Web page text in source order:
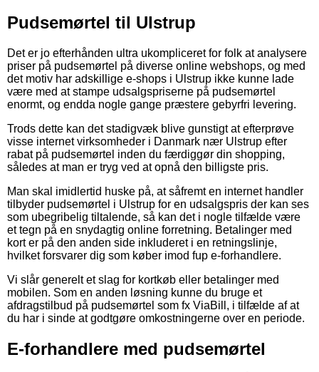
Pudsemørtel til Ulstrup
Det er jo efterhånden ultra ukompliceret for folk at analysere
priser på pudsemørtel på diverse online webshops, og med
det motiv har adskillige e-shops i Ulstrup ikke kunne lade
være med at stampe udsalgspriserne på pudsemørtel
enormt, og endda nogle gange præstere gebyrfri levering.
Trods dette kan det stadigvæk blive gunstigt at efterprøve
visse internet virksomheder i Danmark nær Ulstrup efter
rabat på pudsemørtel inden du færdiggør din shopping,
således at man er tryg ved at opnå den billigste pris.
Man skal imidlertid huske på, at såfremt en internet handler
tilbyder pudsemørtel i Ulstrup for en udsalgspris der kan ses
som ubegribelig tiltalende, så kan det i nogle tilfælde være
et tegn på en snydagtig online forretning. Betalinger med
kort er på den anden side inkluderet i en retningslinje,
hvilket forsvarer dig som køber imod fup e-forhandlere.
Vi slår generelt et slag for kortkøb eller betalinger med
mobilen. Som en anden løsning kunne du bruge et
afdragstilbud på pudsemørtel som fx ViaBill, i tilfælde af at
du har i sinde at godtgøre omkostningerne over en periode.
E-forhandlere med pudsemørtel